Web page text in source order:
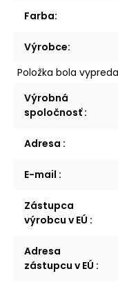
Farba:
Výrobce:
Položka bola
Výrobná
spoločnosť:
Adresa :
E-mail :
Zástupca
výrobcu v EÚ :
Adresa
zástupcu v EÚ :